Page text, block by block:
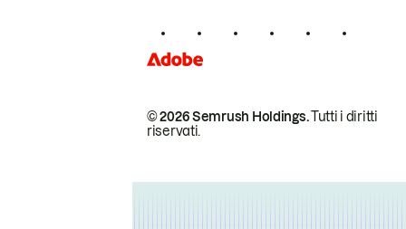
© 2026 Semrush Holdings.Tutti i diritti
riservati.